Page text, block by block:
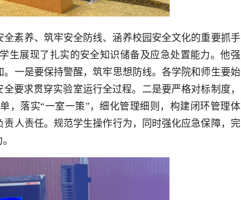
素养、筑牢安全防线、涵养校园安全文化的重要抓手
生展现了扎实的安全知识储备及应急处置能力。他强
一是要保持警醒，筑牢思想防线。各学院和师生要始
要求贯穿实验室运行全过程。二是要严格对标制度，
，落实“一室一策”，细化管理细则，构建闭环管理体
人责任。规范学生操作行为，同时强化应急保障，完